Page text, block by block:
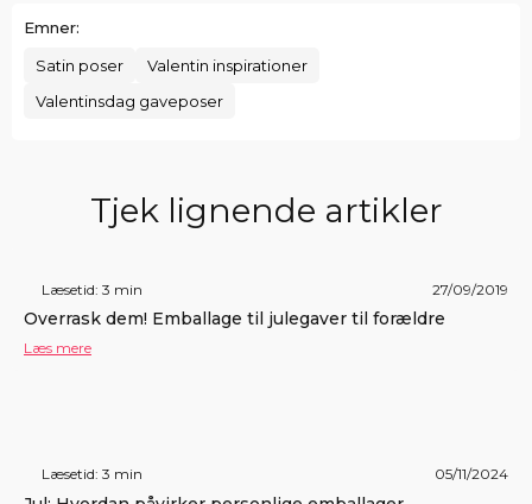
Emner:
Satin poser
Valentin inspirationer
Valentinsdag gaveposer
Tjek lignende artikler
Læsetid: 3 min 27/09/2019
Overrask dem! Emballage til julegaver til forældre
Læs mere
Læsetid: 3 min 05/11/2024